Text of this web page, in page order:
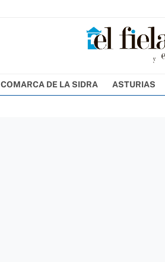
COMARCA DE LA SIDRA ASTURIAS